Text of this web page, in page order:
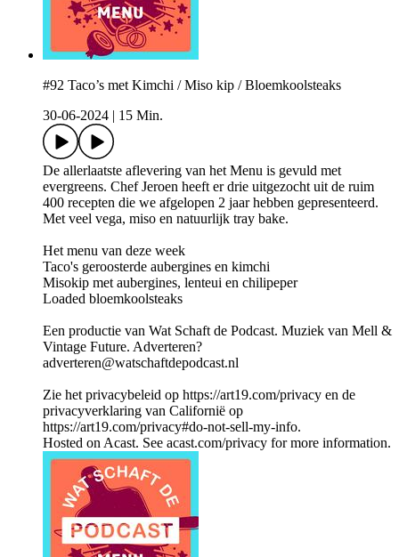
#92 Taco’s met Kimchi / Miso kip / Bloemkoolsteaks
30-06-2024
15 Min.
De allerlaatste aflevering van het Menu is gevuld met
evergreens. Chef Jeroen heeft er drie uitgezocht uit de ruim
400 recepten die we afgelopen 2 jaar hebben gepresenteerd.
Met veel vega, miso en natuurlijk tray bake.
Het menu van deze week
Taco's geroosterde aubergines en kimchi
Misokip met aubergines, lenteui en chilipeper
Loaded bloemkoolsteaks
Een productie van Wat Schaft de Podcast. Muziek van Mell &
Vintage Future. Adverteren?
adverteren@watschaftdepodcast.nl
Zie het privacybeleid op https://art19.com/privacy en de
privacyverklaring van Californië op
https://art19.com/privacy#do-not-sell-my-info.
Hosted on Acast. See acast.com/privacy for more information.